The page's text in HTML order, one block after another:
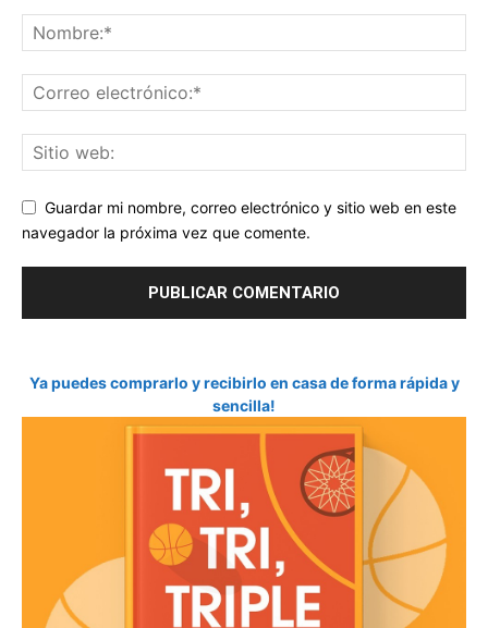
Guardar mi nombre, correo electrónico y sitio web en este
navegador la próxima vez que comente.
Ya puedes comprarlo y recibirlo en casa de forma rápida y
sencilla!